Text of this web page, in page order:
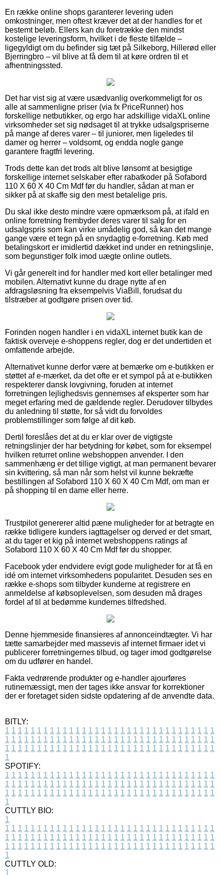
En række online shops garanterer levering uden
omkostninger, men oftest kræver det at der handles for et
bestemt beløb. Ellers kan du foretrække den mindst
kostelige leveringsform, hvilket i de fleste tilfælde –
ligegyldigt om du befinder sig tæt på Silkeborg, Hillerød eller
Bjerringbro – vil blive at få dem til at køre ordren til et
afhentningssted.
Det har vist sig at være usædvanlig overkommeligt for os
alle at sammenligne priser (via fx PriceRunner) hos
forskellige netbutikker, og ergo har adskillige vidaXL online
virksomheder set sig nødsaget til at trykke udsalgspriserne
på mange af deres varer – til juniorer, men ligeledes til
damer og herrer – voldsomt, og endda nogle gange
garantere fragtfri levering.
Trods dette kan det trods alt blive lønsomt at besigtige
forskellige internet selskaber efter rabatkoder på Sofabord
110 X 60 X 40 Cm Mdf før du handler, sådan at man er
sikker på at skaffe sig den mest betalelige pris.
Du skal ikke desto mindre være opmærksom på, at ifald en
online forretning frembyder deres varer til salg for en
udsalgspris som kan virke umådelig god, så kan det mange
gange være et tegn på en snydagtig e-forretning. Køb med
betalingskort er imidlertid dækket ind under en retningslinje,
som begunstiger folk imod uægte online outlets.
Vi går generelt ind for handler med kort eller betalinger med
mobilen. Alternativt kunne du drage nytte af en
afdragsløsning fra eksempelvis ViaBill, forudsat du
tilstræber at godtgøre prisen over tid.
Forinden nogen handler i en vidaXL internet butik kan de
faktisk overveje e-shoppens regler, dog er det undertiden et
omfattende arbejde.
Alternativet kunne derfor være at bemærke om e-butikken er
støttet af e-mærket, da det ofte er et sympol på at e-butikken
respekterer dansk lovgivning, foruden at internet
forretningen lejlighedsvis gennemses af eksperter som har
meget erfaring med de gældende regler. Derudover tilbydes
du anledning til støtte, for så vidt du forvoldes
problemstillinger som følge af dit køb.
Dertil foreslåes det at du er klar over de vigtigste
retningslinjer der har betydning for købet, som for eksempel
hvilken returret online webshoppen anvender. I den
sammenhæng er det tillige vigtigt, at man permanent bevarer
sin kvittering, så man når som helst vil kunne bekræfte
bestillingen af Sofabord 110 X 60 X 40 Cm Mdf, om man er
på shopping til en dame eller herre.
Trustpilot genererer altid pæne muligheder for at betragte en
række tidligere kunders iagttagelser og derved er det smart,
at du tager et kig på internet webshoppens ratings af
Sofabord 110 X 60 X 40 Cm Mdf før du shopper.
Facebook yder endvidere evigt gode muligheder for at få en
idé om internet virksomhedens popularitet. Desuden ses en
række e-shops som tilbyder kunderne at registrere en
anmeldelse af købsoplevelsen, som desuden må drages
fordel af til at bedømme kundernes tilfredshed.
Denne hjemmeside finansieres af annonceindtægter. Vi har
tætte samarbejder med massevis af internet firmaer idet vi
publicerer forretningernes tilbud, og tager imod godtgørelse
om du udfører en handel.
Fakta vedrørende produkter og e-handler ajourføres
rutinemæssigt, men der tages ikke ansvar for korrektioner
der er foretaget siden sidste opdatering af de anvendte data.
BITLY:
1 1 1 1 1 1 1 1 1 1 1 1 1 1 1 1 1 1 1 1 1 1 1 1 1 1 1 1 1 1 1 1 1
1 1 1 1 1 1 1 1 1 1 1 1 1 1 1 1 1 1 1 1 1 1 1 1 1 1 1 1 1 1 1 1 1
1 1 1 1 1 1 1 1 1 1 1 1 1 1 1 1 1 1 1 1 1 1 1 1 1 1 1 1 1 1 1 1 1
1
SPOTIFY:
1 1 1 1 1 1 1 1 1 1 1 1 1 1 1 1 1 1 1 1 1 1 1 1 1 1 1 1 1 1 1 1 1
1 1 1 1 1 1 1 1 1 1 1 1 1 1 1 1 1 1 1 1 1 1 1 1 1 1 1 1 1 1 1 1 1
1 1 1 1 1 1 1 1 1 1 1 1 1 1 1 1 1 1 1 1 1 1 1 1 1 1 1 1 1 1 1 1 1
1
CUTTLY BIO:
1
1 1 1 1 1 1 1 1 1 1 1 1 1 1 1 1 1 1 1 1 1 1 1 1 1 1 1 1 1 1 1 1 1
1 1 1 1 1 1 1 1 1 1 1 1 1 1 1 1 1 1 1 1 1 1 1 1 1 1 1 1 1 1 1 1 1
1 1 1 1 1 1 1 1 1 1 1 1 1 1 1 1 1 1 1 1 1 1 1 1 1 1 1 1 1 1 1 1 1
1
CUTTLY OLD:
1